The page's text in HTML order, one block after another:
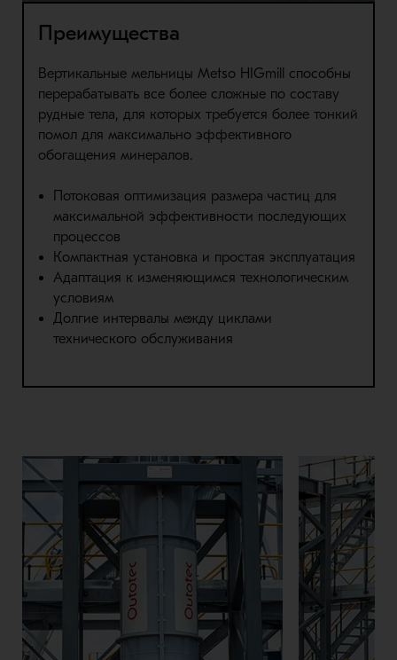
Преимущества
Вертикальные мельницы Metso HIGmill способны
перерабатывать все более сложные по составу
рудные тела, для которых требуется более тонкий
помол для максимально эффективного
обогащения минералов.
Потоковая оптимизация размера частиц для
максимальной эффективности последующих
процессов
Компактная установка и простая эксплуатация
Адаптация к изменяющимся технологическим
условиям
Долгие интервалы между циклами
технического обслуживания